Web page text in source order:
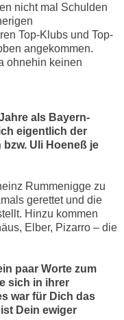
nicht mal Schulden
Top-Klubs und Top-
angekommen.
ohnehin keinen
als Bayern-
eigentlich der
bzw. Uli Hoeneß je
Rummenigge zu
gerettet und die
Hinzu kommen
Elber, Pizarro – die
paar Worte zum
sich in ihrer
war für Dich das
Dein ewiger